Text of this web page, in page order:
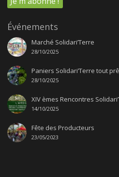
Événements
Marché Solidari’Terre
28/10/2025
Paniers Solidari’Terre tout
28/10/2025
XIV èmes Rencontres
14/10/2025
Fête des Producteurs
23/05/2023